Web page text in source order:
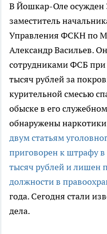
В Йошкар-Оле
заместитель
Управления ФСКН по
Александр Васильев.
сотрудниками ФСБ при
тысяч рублей за
курительной смесью
обыске в его
обнаружены
двум статьям
приговорен к штрафу
тысяч рублей и лишен
должности в
года. Сегодня стали
дела.